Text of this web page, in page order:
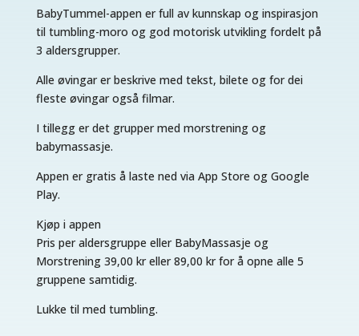
BabyTummel-appen er full av kunnskap og inspirasjon
til tumbling-moro og god motorisk utvikling fordelt på
3 aldersgrupper.
Alle øvingar er beskrive med tekst, bilete og for dei
fleste øvingar også filmar.
I tillegg er det grupper med morstrening og
babymassasje.
Appen er gratis å laste ned via App Store og Google
Play.
Kjøp i appen
Pris per aldersgruppe eller BabyMassasje og
Morstrening 39,00 kr eller 89,00 kr for å opne alle 5
gruppene samtidig.
Lukke til med tumbling.